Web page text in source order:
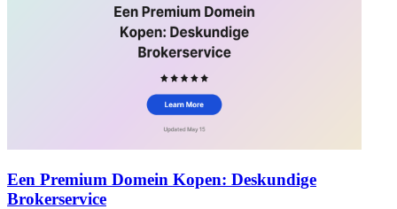
Een Premium Domein Kopen: Deskundige
Brokerservice